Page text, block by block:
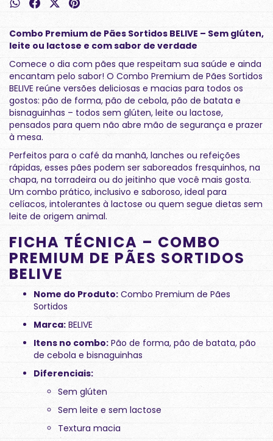
Combo Premium de Pães Sortidos BELIVE – Sem glúten,
leite ou lactose e com sabor de verdade
Comece o dia com pães que respeitam sua saúde e ainda
encantam pelo sabor! O Combo Premium de Pães Sortidos
BELIVE reúne versões deliciosas e macias para todos os
gostos: pão de forma, pão de cebola, pão de batata e
bisnaguinhas – todos sem glúten, leite ou lactose,
pensados para quem não abre mão de segurança e prazer
à mesa.
Perfeitos para o café da manhã, lanches ou refeições
rápidas, esses pães podem ser saboreados fresquinhos, na
chapa, na torradeira ou do jeitinho que você mais gosta.
Um combo prático, inclusivo e saboroso, ideal para
celíacos, intolerantes à lactose ou quem segue dietas sem
leite de origem animal.
FICHA TÉCNICA – COMBO
PREMIUM DE PÃES SORTIDOS
BELIVE
Nome do Produto: Combo Premium de Pães
Sortidos
Marca: BELIVE
Itens no combo: Pão de forma, pão de batata, pão
de cebola e bisnaguinhas
Diferenciais:
Sem glúten
Sem leite e sem lactose
Textura macia